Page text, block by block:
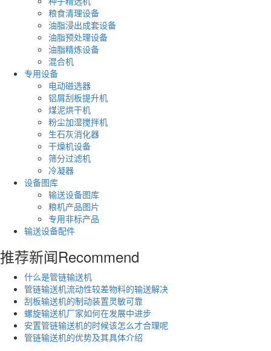
粮食清理设备
油脂浸出成套设备
油脂预处理设备
油脂精炼设备
混合机
专用设备
电动磁选器
铝屑刮板提升机
煤泥烘干机
粉尘加湿搅拌机
生石灰消化器
干燥机设备
筛分过滤机
冷凝器
设备图库
输送设备图库
粮机产品图片
专用非标产品
输送设备配件
推荐新闻Recommend
什么是管链输送机
管链输送机流动性较差物料的输送解决
刮板输送机的制动装置灵敏可靠
螺旋输送机厂家如何在发展中进步
安置管链输送机的时候该怎么才合理呢
管链输送机的优势及其具体介绍